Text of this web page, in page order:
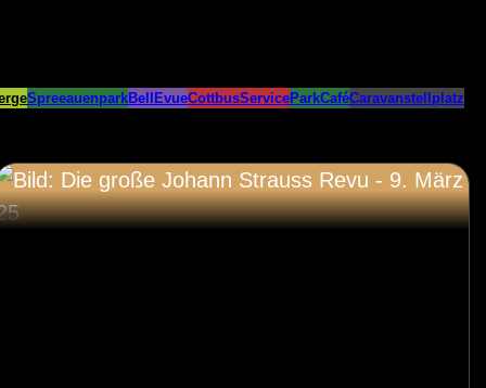
SpreeauenparkBellEvueCottbusServiceParkCaféCaravanstellplatz